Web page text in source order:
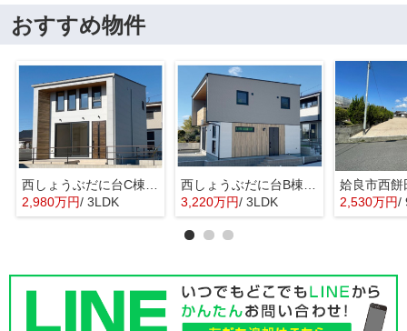
おすすめ物件
2,980万円/ 3LDK
3,220万円/ 3LDK
姶良市西
2,530万円/